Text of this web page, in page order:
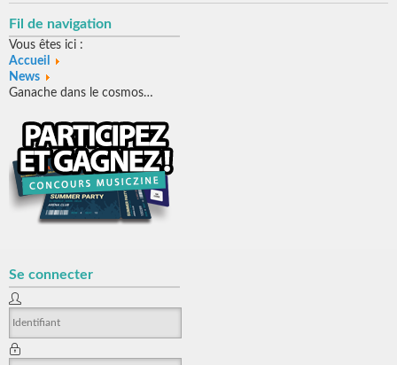
Fil de navigation
Vous êtes ici :
Accueil
News
Ganache dans le cosmos…
Se connecter